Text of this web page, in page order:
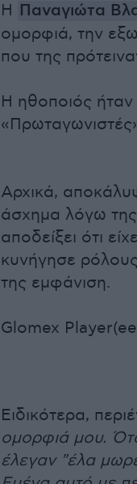
Η Παναγιώτα
ομορφιά, την
που της
Η ηθοποιός ήταν
Αρχικά,
άσχημα λόγω
αποδείξει ότι
κυνήγησε
της εμφάνιση.
Glomex
Ειδικότερα,
ομορφιά μου.
έλεγαν "έλα